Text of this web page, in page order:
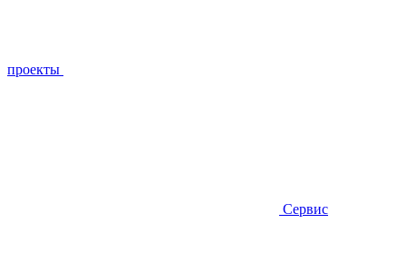
проекты
Сервис